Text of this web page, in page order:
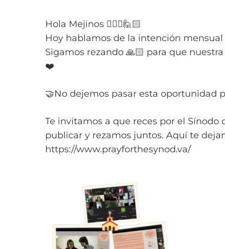
Hola Mejinos 🙋🏻‍♂️🙋🏻
Hoy hablamos de la intención
Sigamos rezando 🙏🏻 para que
❤️
🤝No dejemos pasar esta oportunidad
Te invitamos a que reces por el Sínodo
publicar y rezamos juntos. Aquí te
https://www.prayforthesynod.va/